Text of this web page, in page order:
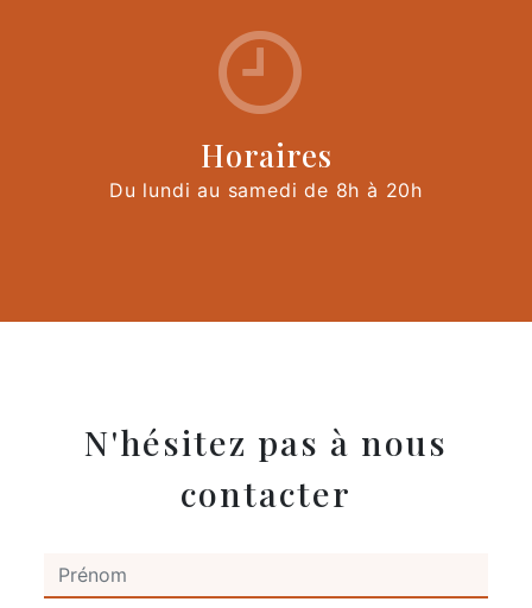
Horaires
Du lundi au samedi de 8h à 20h
N'hésitez pas à nous
contacter